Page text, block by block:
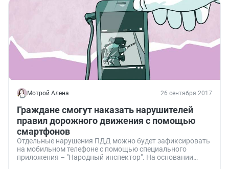
Мотрой Алена 26 сентября 2017
Граждане смогут наказать нарушителей
правил дорожного движения с помощью
смартфонов
Отдельные нарушения ПДД можно будет зафиксировать
на мобильном телефоне с помощью специального
приложения – "Народный инспектор". На основании